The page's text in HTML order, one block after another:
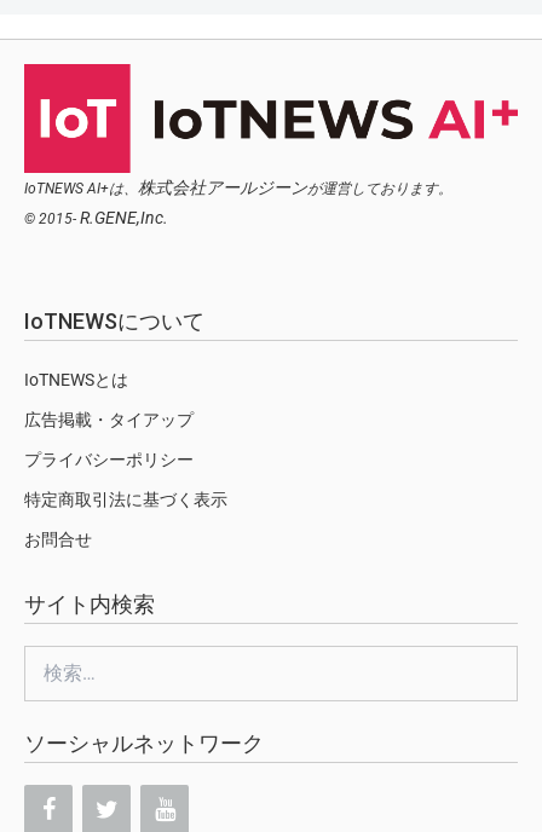
IoTNEWS AI+は、 株式会社アールジーンが運営しております。
© 2015- R.GENE,Inc.
IoTNEWSについて
IoTNEWSとは
広告掲載・タイアップ
プライバシーポリシー
特定商取引法に基づく表示
お問合せ
サイト内検索
ソーシャルネットワーク